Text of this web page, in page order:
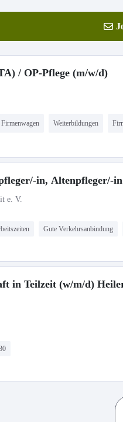
/ OP-Pflege (m/w/d)
Firmenwagen Weiterbildungen
in, Altenpfleger/-
e. V.
Gute Verkehrsanbindung
in Teilzeit (w/m/d)